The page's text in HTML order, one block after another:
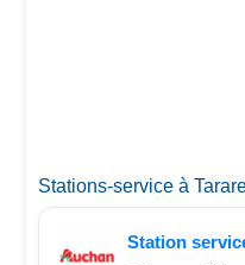
Stations-service à
Station